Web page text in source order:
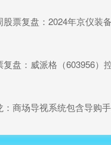
票复盘：2024年京仪装备
盘：威派格（603956）
商场导视系统包含导购